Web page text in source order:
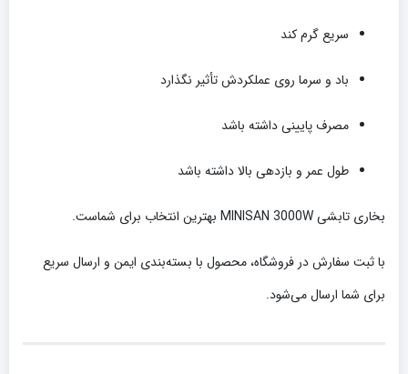
سریع گرم کند
باد و سرما روی عملکردش تأثیر نگذارد
مصرف پایینی داشته باشد
طول عمر و بازدهی بالا داشته باشد
بخاری تابشی MINISAN 3000W بهترین انتخاب برای شماست.
با ثبت سفارش در فروشگاه، محصول با بسته‌بندی ایمن و ارسال سریع
برای شما ارسال می‌شود.